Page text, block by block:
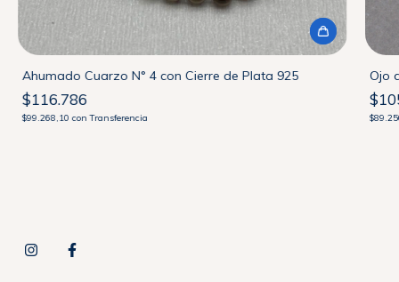
Ahumado Cuarzo N° 4 con Cierre de Plata 925
$116.786
$99.268,10con Transferencia
Ojo